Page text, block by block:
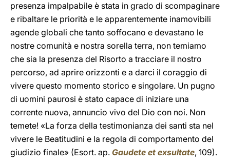
presenza impalpabile è stata in grado di scompaginare
e ribaltare le priorità e le apparentemente inamovibili
agende globali che tanto soffocano e devastano le
nostre comunità e nostra sorella terra, non temiamo
che sia la presenza del Risorto a tracciare il nostro
percorso, ad aprire orizzonti e a darci il coraggio di
vivere questo momento storico e singolare. Un pugno
di uomini paurosi è stato capace di iniziare una
corrente nuova, annuncio vivo del Dio con noi. Non
temete! «La forza della testimonianza dei santi sta nel
vivere le Beatitudini e la regola di comportamento del
giudizio finale» (Esort. ap. Gaudete et exsultate, 109).